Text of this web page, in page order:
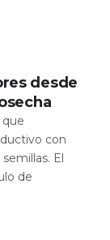
desde
que
con
El
de